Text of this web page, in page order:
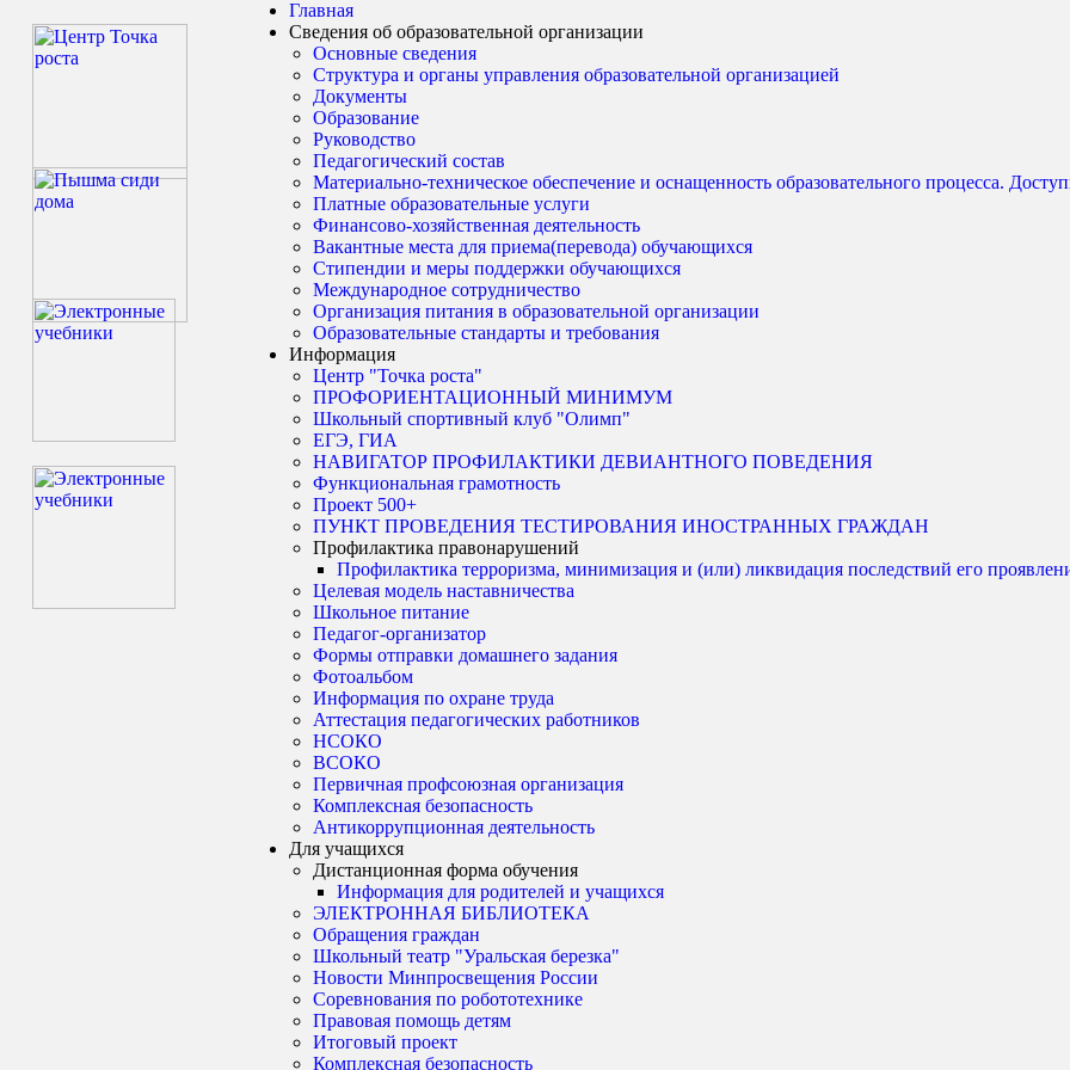
Главная
Сведения об образовательной организации
Основные сведения
Структура и органы управления образовательной организацией
Документы
Образование
Руководство
Педагогический состав
Материально-техническое обеспечение и оснащенность образовательного процесса.
Платные образовательные услуги
Финансово-хозяйственная деятельность
Вакантные места для приема(перевода) обучающихся
Стипендии и меры поддержки обучающихся
Международное сотрудничество
Организация питания в образовательной организации
Образовательные стандарты и требования
Информация
Центр "Точка роста"
ПРОФОРИЕНТАЦИОННЫЙ МИНИМУМ
Школьный спортивный клуб "Олимп"
ЕГЭ, ГИА
НАВИГАТОР ПРОФИЛАКТИКИ ДЕВИАНТНОГО ПОВЕДЕНИЯ
Функциональная грамотность
Проект 500+
ПУНКТ ПРОВЕДЕНИЯ ТЕСТИРОВАНИЯ ИНОСТРАННЫХ ГРАЖДАН
Профилактика правонарушений
Профилактика терроризма, минимизация и (или) ликвидация последствий его
Целевая модель наставничества
Школьное питание
Педагог-организатор
Формы отправки домашнего задания
Фотоальбом
Информация по охране труда
Аттестация педагогических работников
НСОКО
ВСОКО
Первичная профсоюзная организация
Комплексная безопасность
Антикоррупционная деятельность
Для учащихся
Дистанционная форма обучения
Информация для родителей и учащихся
ЭЛЕКТРОННАЯ БИБЛИОТЕКА
Обращения граждан
Школьный театр "Уральская березка"
Новости Минпросвещения России
Соревнования по робототехнике
Правовая помощь детям
Итоговый проект
Комплексная безопасность